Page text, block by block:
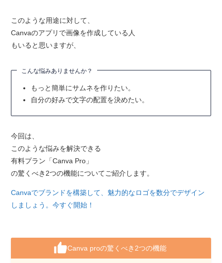
このような用途に対して、
Canvaのアプリで画像を作成している人
もいると思いますが、
こんな悩みありませんか？
もっと簡単にサムネを作りたい。
自分の好みで文字の配置を決めたい。
今回は、
このような悩みを解決できる
有料プラン「Canva Pro」
の驚くべき2つの機能についてご紹介します。
Canvaでブランドを構築して、魅力的なロゴを数分でデザイン
しましょう。今すぐ開始！
Canva proの驚くべき2つの機能